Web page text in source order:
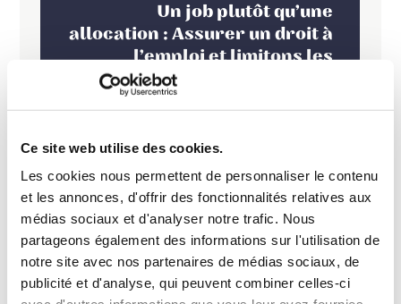
Ce site web utilise des cookies.
Les cookies nous permettent de personnaliser le contenu
et les annonces, d'offrir des fonctionnalités relatives aux
médias sociaux et d'analyser notre trafic. Nous
partageons également des informations sur l'utilisation de
notre site avec nos partenaires de médias sociaux, de
publicité et d'analyse, qui peuvent combiner celles-ci
Un job plutôt qu’une
allocation : Assurer un droit à
l’emploi et limitons les
allocations de chômage dans